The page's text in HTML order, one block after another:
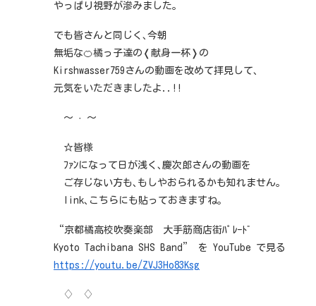
やっぱり視野が滲みました｡
でも皆さんと同じく､今朝
無垢な🍊橘っ子達の❬献身一杯❭の
Kirshwasser759さんの動画を改めて拝見して､
元気をいただきましたよ..!!
～ · ～
☆皆様
ﾌｧﾝになって日が浅く､慶次郎さんの動画を
ご存じない方も､もしやおられるかも知れません｡
link､こちらにも貼っておきますね｡
“京都橘高校吹奏楽部 大手筋商店街ﾊﾟﾚｰﾄﾞ
Kyoto Tachibana SHS Band” を YouTube で見る
https://youtu.be/ZVJ3Ho83Ksg
♢ ♢